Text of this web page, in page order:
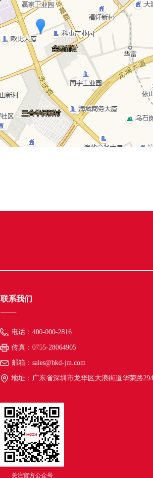
电话： 400-000-2816
传真： 0755-28064905
邮箱： sales@hkd-jm.com
地址： 广东省深圳市龙华区大浪街道华荣路
联系我们
——
关注官方公众号